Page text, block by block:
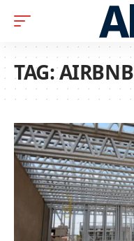
TAG:AIRBNB